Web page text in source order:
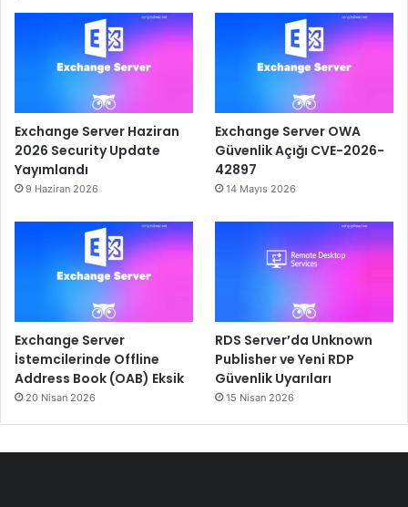
Exchange Server Haziran
2026 Security Update
Yayımlandı
9 Haziran 2026
Exchange Server OWA
Güvenlik Açığı CVE-2026-
42897
14 Mayıs 2026
Exchange Server
İstemcilerinde Offline
Address Book (OAB) Eksik
20 Nisan 2026
RDS Server’da Unknown
Publisher ve Yeni RDP
Güvenlik Uyarıları
15 Nisan 2026